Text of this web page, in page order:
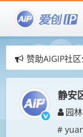
赞助AIGIP社
爱创IP社区，
爱创IP社区，
静安
园林
#